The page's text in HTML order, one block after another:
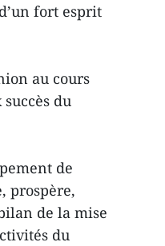
fort esprit
au cours
du
de
prospère,
de la mise
du